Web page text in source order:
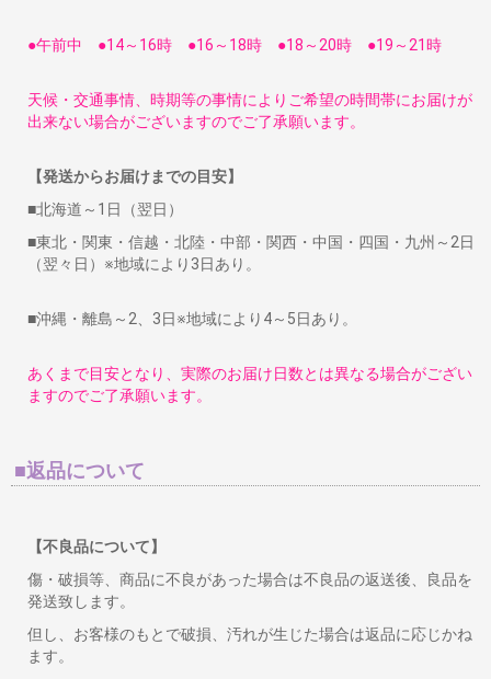
●午前中 ●14～16時 ●16～18時 ●18～20時 ●19～21時
天候・交通事情、時期等の事情によりご希望の時間帯にお届けが
出来ない場合がございますのでご了承願います。
【発送からお届けまでの目安】
■北海道～1日（翌日）
■東北・関東・信越・北陸・中部・関西・中国・四国・九州～2日
（翌々日）※地域により3日あり。
■沖縄・離島～2、3日※地域により4～5日あり。
あくまで目安となり、実際のお届け日数とは異なる場合がござい
ますのでご了承願います。
■返品について
【不良品について】
傷・破損等、商品に不良があった場合は不良品の返送後、良品を
発送致します。
但し、お客様のもとで破損、汚れが生じた場合は返品に応じかね
ます。